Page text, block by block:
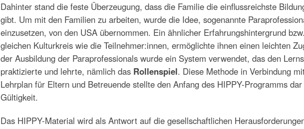
Dahinter stand die feste Überzeugung, dass die Familie die einflussreichste
gibt. Um mit den Familien zu arbeiten, wurde die Idee, sogenannte
einzusetzen, von den USA übernommen. Ein ähnlicher Erfahrungshintergrund
gleichen Kulturkreis wie die Teilnehmer:innen, ermöglichte ihnen einen leichten
der Ausbildung der Paraprofessionals wurde ein System verwendet, das den
praktizierte und lehrte, nämlich das Rollenspiel. Diese Methode in Verbindung
Lehrplan für Eltern und Betreuende stellte den Anfang des HIPPY-Programms
Gültigkeit.
Das HIPPY-Material wird als Antwort auf die gesellschaftlichen